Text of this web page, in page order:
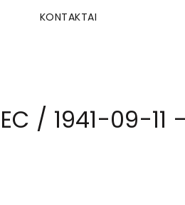
KONTAKTAI
/ 1941-09-11